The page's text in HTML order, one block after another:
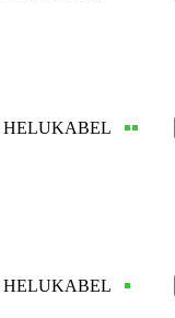
HELUKABEL
HELUKABEL